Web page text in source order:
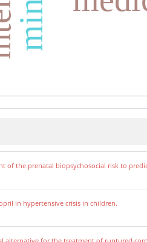
of the prenatal biopsychosocial risk to
in hypertensive crisis in children.